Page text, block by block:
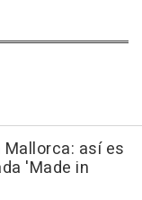
Mallorca: así es
'Made in